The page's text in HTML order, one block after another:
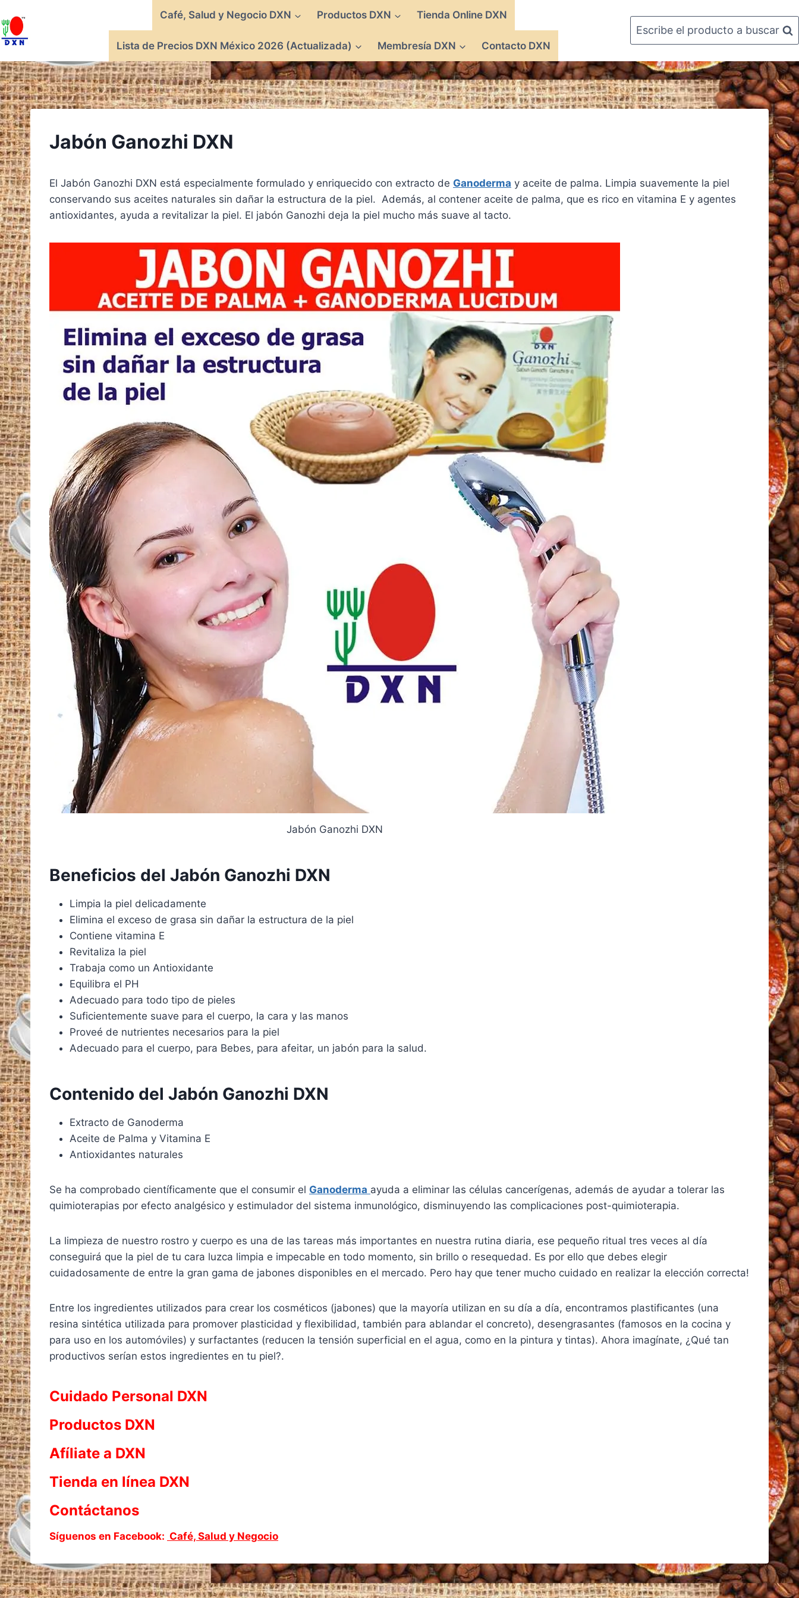
al
contenido
Café, Salud y Negocio DXN Productos DXN Tienda Online DXN
Lista de Precios DXN México 2026 (Actualizada) Membresía DXN Contacto DXN
Escribe el producto a buscar
Jabón Ganozhi DXN
El Jabón Ganozhi DXN está especialmente formulado y enriquecido con extracto de Ganoderma y aceite de palma. Limpia suavemente la piel
conservando sus aceites naturales sin dañar la estructura de la piel. Además, al contener aceite de palma, que es rico en vitamina E y agentes
antioxidantes, ayuda a revitalizar la piel. El jabón Ganozhi deja la piel mucho más suave al tacto.
Jabón Ganozhi DXN
Beneficios del Jabón Ganozhi DXN
Limpia la piel delicadamente
Elimina el exceso de grasa sin dañar la estructura de la piel
Contiene vitamina E
Revitaliza la piel
Trabaja como un Antioxidante
Equilibra el PH
Adecuado para todo tipo de pieles
Suficientemente suave para el cuerpo, la cara y las manos
Proveé de nutrientes necesarios para la piel
Adecuado para el cuerpo, para Bebes, para afeitar, un jabón para la salud.
Contenido del Jabón Ganozhi DXN
Extracto de Ganoderma
Aceite de Palma y Vitamina E
Antioxidantes naturales
Se ha comprobado científicamente que el consumir el Ganoderma ayuda a eliminar las células cancerígenas, además de ayudar a tolerar las
quimioterapias por efecto analgésico y estimulador del sistema inmunológico, disminuyendo las complicaciones post-quimioterapia.
La limpieza de nuestro rostro y cuerpo es una de las tareas más importantes en nuestra rutina diaria, ese pequeño ritual tres veces al día
conseguirá que la piel de tu cara luzca limpia e impecable en todo momento, sin brillo o resequedad. Es por ello que debes elegir
cuidadosamente de entre la gran gama de jabones disponibles en el mercado. Pero hay que tener mucho cuidado en realizar la elección correcta!
Entre los ingredientes utilizados para crear los cosméticos (jabones) que la mayoría utilizan en su día a día, encontramos plastificantes (una
resina sintética utilizada para promover plasticidad y flexibilidad, también para ablandar el concreto), desengrasantes (famosos en la cocina y
para uso en los automóviles) y surfactantes (reducen la tensión superficial en el agua, como en la pintura y tintas). Ahora imagínate, ¿Qué tan
productivos serían estos ingredientes en tu piel?.
Cuidado Personal DXN
Productos DXN
Afíliate a DXN
Tienda en línea DXN
Contáctanos
Síguenos en Facebook: Café, Salud y Negocio